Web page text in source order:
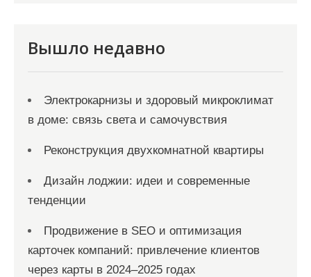
Вышло недавно
Электрокарнизы и здоровый микроклимат
в доме: связь света и самочувствия
Реконструкция двухкомнатной квартиры
Дизайн лоджии: идеи и современные
тенденции
Продвижение в SEO и оптимизация
карточек компаний: привлечение клиентов
через карты в 2024–2025 годах